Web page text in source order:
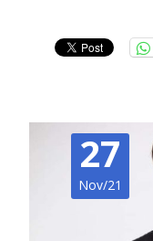
27
Nov/21